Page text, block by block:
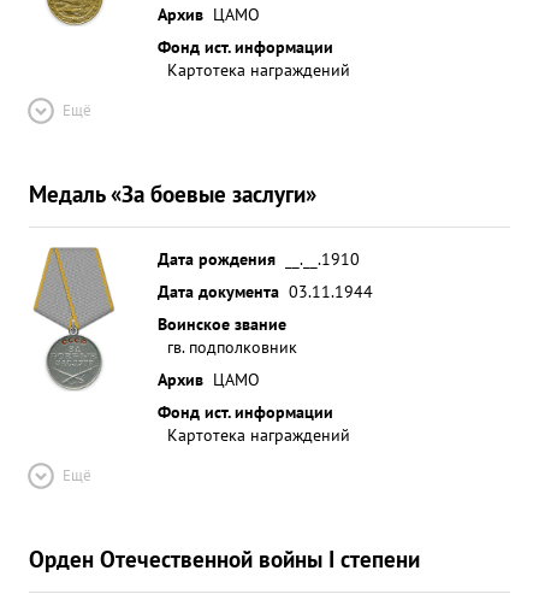
Архив ЦАМО
Фонд ист. информации
Картотека награждений
Ещё
Медаль «За боевые заслуги»
Дата рождения
__.__.1910
Дата документа 03.11.1944
Воинское звание
гв. подполковник
Архив ЦАМО
Фонд ист. информации
Картотека награждений
Ещё
Орден Отечественной войны I степени